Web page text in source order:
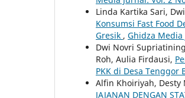
Linda Kartika Sari,
Konsumsi Fast Food
Gresik , Ghidza Media
Dwi Novri
Roh, Aulia Firdausi,
PKK di Desa Tenggor
Alfin Khoiriyah,
JAJANAN DENGAN